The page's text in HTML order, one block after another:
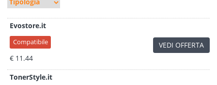
Evostore.it
Compatibile
€ 11.44
VEDI OFFERTA
TonerStyle.it